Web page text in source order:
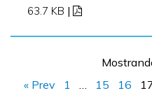
63.7 KB |
« Prev
1 15 16